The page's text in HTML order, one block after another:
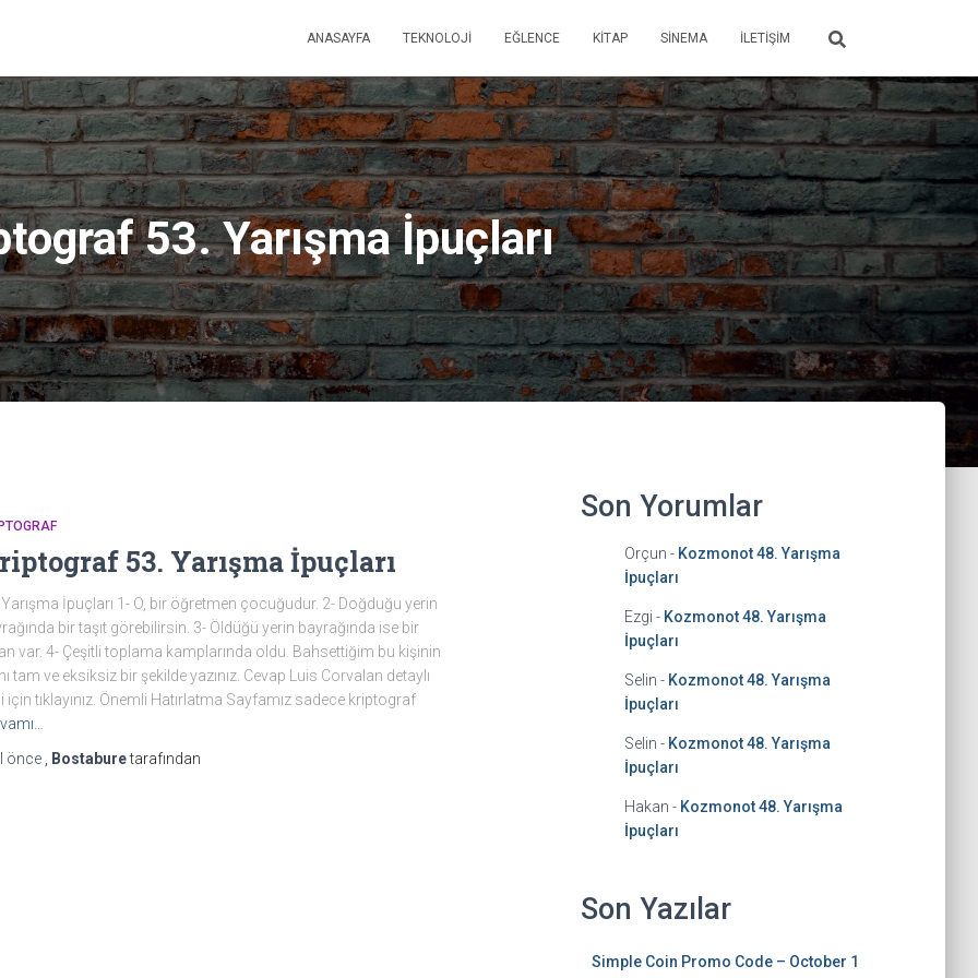
ANASAYFA TEKNOLOJI EĞLENCE KITAP SINEMA İLETIŞIM
53. Yarışma İpuçları
53. Yarışma İpuçları
İpuçları 1- O, bir öğretmen çocuğudur. 2- Doğduğu yerin
bir taşıt görebilirsin. 3- Öldüğü yerin bayrağında ise bir
var. 4- Çeşitli toplama kamplarında oldu. Bahsettiğim bu kişinin
tam ve eksiksiz bir şekilde yazınız. Cevap Luis Corvalan detaylı
için tıklayınız. Önemli Hatırlatma Sayfamız sadece kriptograf
önce Bostaburetarafından
Son Yorumlar
Orçun - Kozmonot 48. Yarışma
İpuçları
Ezgi - Kozmonot 48. Yarışma
İpuçları
Selin - Kozmonot 48. Yarışma
İpuçları
Selin - Kozmonot 48. Yarışma
İpuçları
Hakan - Kozmonot 48. Yarışma
İpuçları
Son Yazılar
Simple Coin Promo Code – October 1